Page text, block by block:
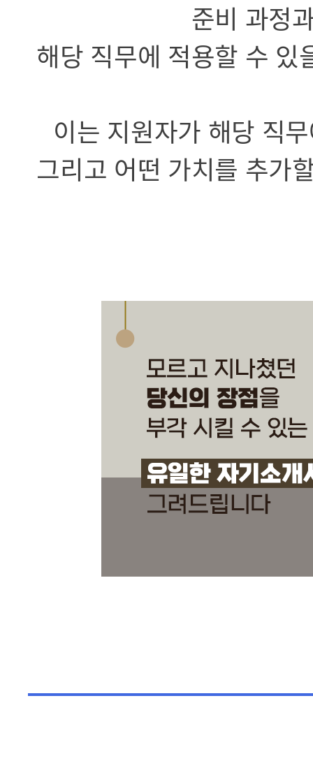
준비 과정
해당 직무에 적용할 수 있
이는 지원자가 해당 직
그리고 어떤 가치를 추가